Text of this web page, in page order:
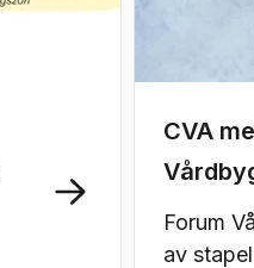
CVA
Forum
av